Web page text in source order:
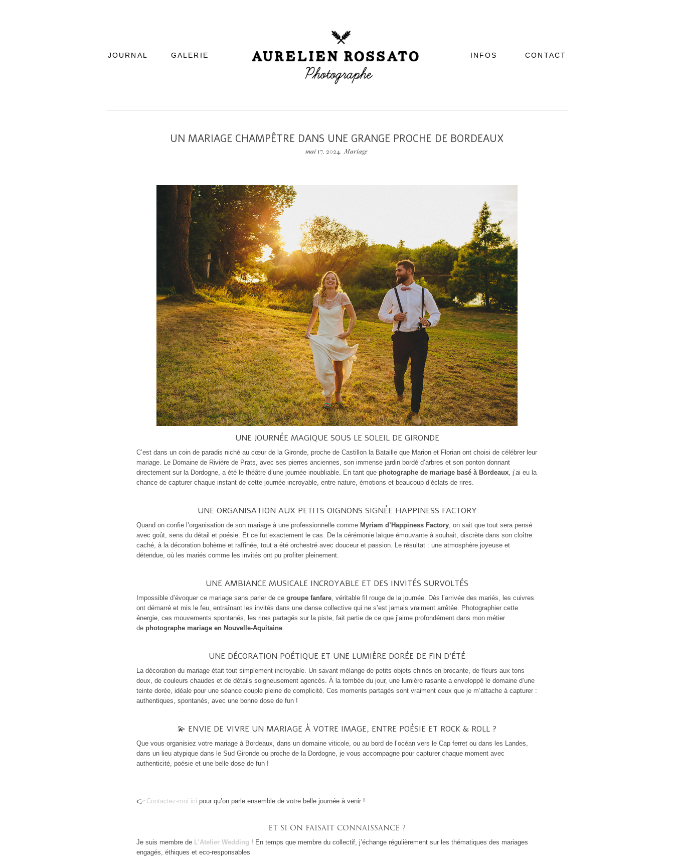
JOURNAL GALERIE INFOS CONTACT
UN MARIAGE CHAMPÊTRE DANS UNE GRANGE PROCHE DE BORDEAUX
mai 17, 2024 Mariage
UNE JOURNÉE MAGIQUE SOUS LE SOLEIL DE GIRONDE
C’est dans un coin de paradis niché au cœur de la Gironde, proche de Castillon la Bataille que Marion et Florian ont choisi de célébrer leur
mariage. Le Domaine de Rivière de Prats, avec ses pierres anciennes, son immense jardin bordé d’arbres et son ponton donnant
directement sur la Dordogne, a été le théâtre d’une journée inoubliable. En tant que photographe de mariage basé à Bordeaux, j’ai eu la
chance de capturer chaque instant de cette journée incroyable, entre nature, émotions et beaucoup d’éclats de rires.
UNE ORGANISATION AUX PETITS OIGNONS SIGNÉE HAPPINESS FACTORY
Quand on confie l’organisation de son mariage à une professionnelle comme Myriam d’Happiness Factory, on sait que tout sera pensé
avec goût, sens du détail et poésie. Et ce fut exactement le cas. De la cérémonie laïque émouvante à souhait, discrète dans son cloître
caché, à la décoration bohème et raffinée, tout a été orchestré avec douceur et passion. Le résultat : une atmosphère joyeuse et
détendue, où les mariés comme les invités ont pu profiter pleinement.
UNE AMBIANCE MUSICALE INCROYABLE ET DES INVITÉS SURVOLTÉS
Impossible d’évoquer ce mariage sans parler de ce groupe fanfare, véritable fil rouge de la journée. Dès l’arrivée des mariés, les cuivres
ont démarré et mis le feu, entraînant les invités dans une danse collective qui ne s’est jamais vraiment arrêtée. Photographier cette
énergie, ces mouvements spontanés, les rires partagés sur la piste, fait partie de ce que j’aime profondément dans mon métier
de photographe mariage en Nouvelle-Aquitaine.
UNE DÉCORATION POÉTIQUE ET UNE LUMIÈRE DORÉE DE FIN D’ÉTÉ
La décoration du mariage était tout simplement incroyable. Un savant mélange de petits objets chinés en brocante, de fleurs aux tons
doux, de couleurs chaudes et de détails soigneusement agencés. À la tombée du jour, une lumière rasante a enveloppé le domaine d’une
teinte dorée, idéale pour une séance couple pleine de complicité. Ces moments partagés sont vraiment ceux que je m’attache à capturer :
authentiques, spontanés, avec une bonne dose de fun !
💫 ENVIE DE VIVRE UN MARIAGE À VOTRE IMAGE, ENTRE POÉSIE ET ROCK & ROLL ?
Que vous organisiez votre mariage à Bordeaux, dans un domaine viticole, ou au bord de l’océan vers le Cap ferret ou dans les Landes,
dans un lieu atypique dans le Sud Gironde ou proche de la Dordogne, je vous accompagne pour capturer chaque moment avec
authenticité, poésie et une belle dose de fun !
👉 Contactez-moi ici pour qu’on parle ensemble de votre belle journée à venir !
ET SI ON FAISAIT CONNAISSANCE ?
Je suis membre de L’Atelier Wedding ! En temps que membre du collectif, j’échange régulièrement sur les thématiques des mariages
engagés, éthiques et eco-responsables